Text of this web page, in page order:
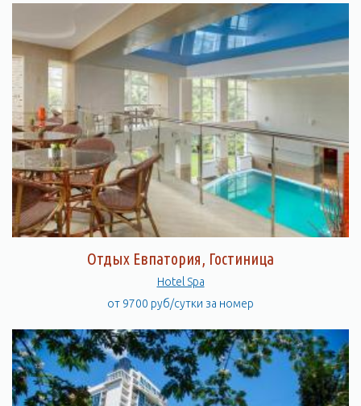
Отдых Евпатория, Гостиница
Hotel Spa
от 9700 руб/сутки за номер